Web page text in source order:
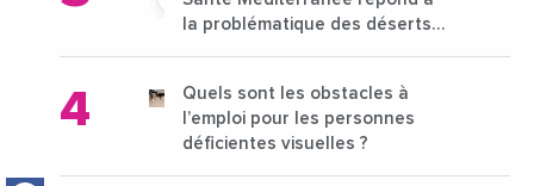
la problématique des déserts
Quels sont les obstacles à
l’emploi pour les personnes
déficientes visuelles ?